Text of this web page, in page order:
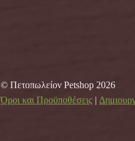
© Πετοπωλείον Petshop 2026
Όροι και Προϋποθέσεις